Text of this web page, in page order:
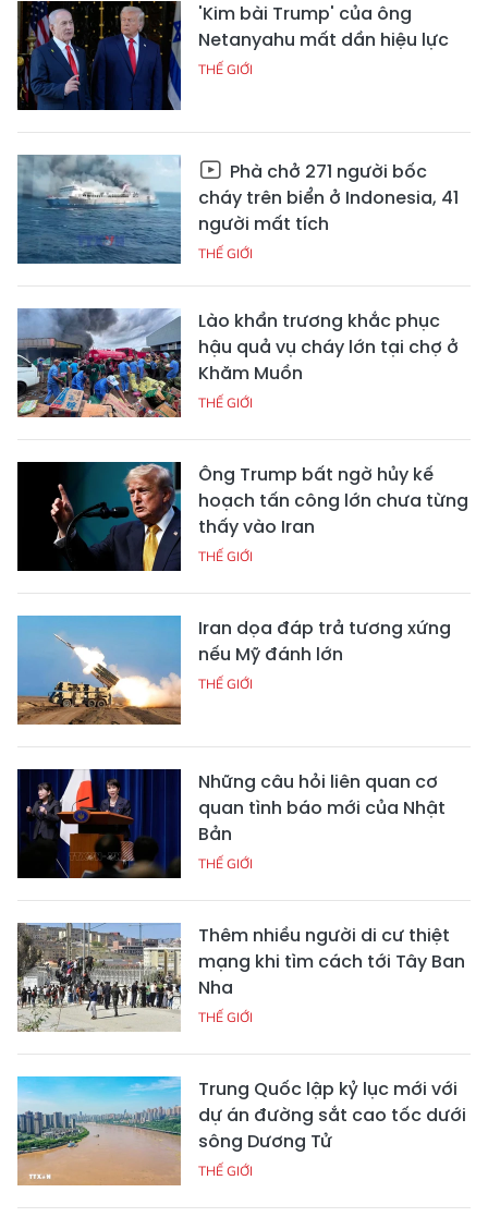
'Kim bài Trump' của ông
Netanyahu mất dần hiệu lực
THẾ GIỚI
Phà chở 271 người bốc
cháy trên biển ở Indonesia, 41
người mất tích
THẾ GIỚI
Lào khẩn trương khắc phục
hậu quả vụ cháy lớn tại chợ ở
Khăm Muồn
THẾ GIỚI
Ông Trump bất ngờ hủy kế
hoạch tấn công lớn chưa từng
thấy vào Iran
THẾ GIỚI
Iran dọa đáp trả tương xứng
nếu Mỹ đánh lớn
THẾ GIỚI
Những câu hỏi liên quan cơ
quan tình báo mới của Nhật
Bản
THẾ GIỚI
Thêm nhiều người di cư thiệt
mạng khi tìm cách tới Tây Ban
Nha
THẾ GIỚI
Trung Quốc lập kỷ lục mới với
dự án đường sắt cao tốc dưới
sông Dương Tử
THẾ GIỚI